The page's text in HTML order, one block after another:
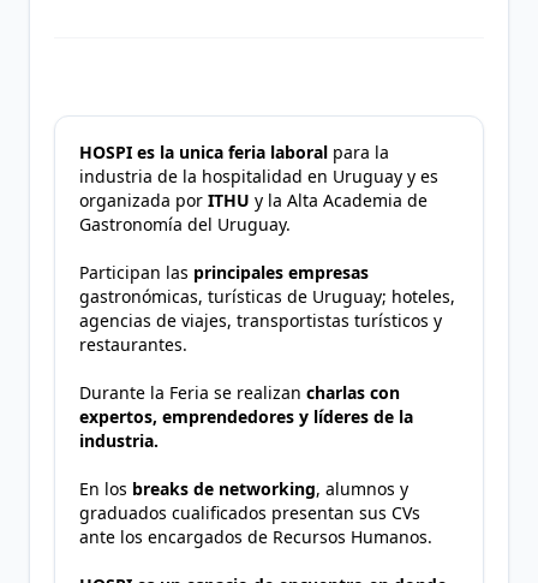
HOSPI es la unica feria laboral para la
industria de la hospitalidad en Uruguay y es
organizada por ITHU y la Alta Academia de
Gastronomía del Uruguay.
Participan las principales empresas
gastronómicas, turísticas de Uruguay; hoteles,
agencias de viajes, transportistas turísticos y
restaurantes.
Durante la Feria se realizan charlas con
expertos, emprendedores y líderes de la
industria.
En los breaks de networking, alumnos y
graduados cualificados presentan sus CVs
ante los encargados de Recursos Humanos.